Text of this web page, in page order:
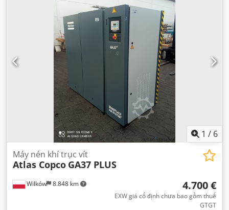
1 / 6
Wilków 8.848 km
Máy nén khí trục vít
Atlas Copco GA37 PLUS
4.700 €
EXW giá cố định chưa bao gồm thuế
GTGT